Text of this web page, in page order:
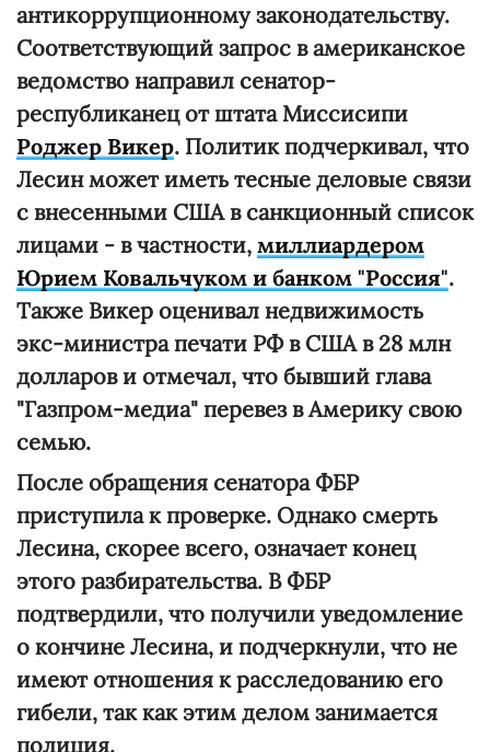
антикоррупционному законодательству.
Соответствующий запрос в американское
ведомство направил сенатор-
республиканец от штата Миссисипи
Роджер Викер. Политик подчеркивал, что
Лесин может иметь тесные деловые связи
с внесенными США в санкционный список
лицами - в частности, миллиардером
Юрием Ковальчуком и банком "Россия".
Также Викер оценивал недвижимость
экс-министра печати РФ в США в 28 млн
долларов и отмечал, что бывший глава
"Газпром-медиа" перевез в Америку свою
семью.
После обращения сенатора ФБР
приступила к проверке. Однако смерть
Лесина, скорее всего, означает конец
этого разбирательства. В ФБР
подтвердили, что получили уведомление
о кончине Лесина, и подчеркнули, что не
имеют отношения к расследованию его
гибели, так как этим делом занимается
полиция.